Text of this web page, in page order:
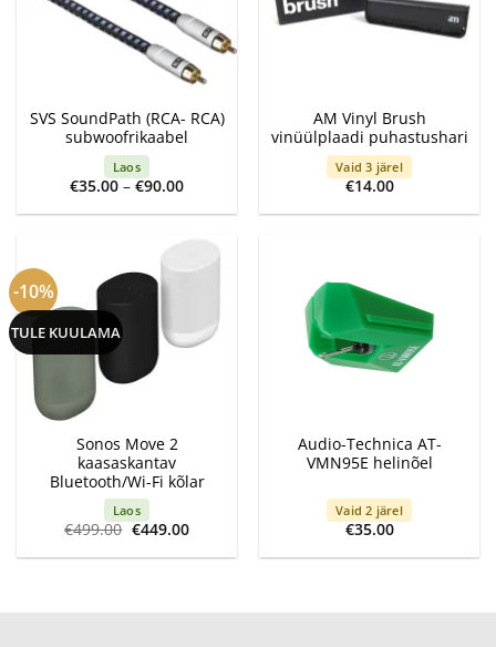
SVS SoundPath (RCA- RCA)
subwoofrikaabel
Laos
€35.00 – €90.00Price
€35.00
AM Vinyl Brush
vinüülplaadi puhastushari
Vaid 3 järel
€14.00
-10%
TULE KUULAMA
Sonos Move 2
kaasaskantav
Bluetooth/Wi-Fi kõlar
Laos
€499.00 Algne
oli:
€449.00Current
is:
Audio-Technica AT-
VMN95E helinõel
Vaid 2 järel
€35.00